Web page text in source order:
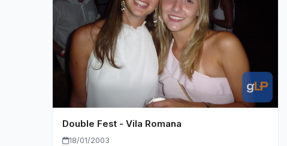
Double Fest - Vila Romana
18/01/2003